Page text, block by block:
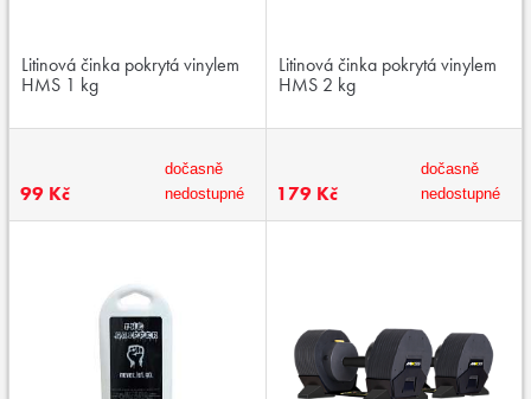
Litinová činka pokrytá vinylem
HMS 1 kg
99 Kč
dočasně
nedostupné
Litinová činka pokrytá vinylem
HMS 2 kg
179 Kč
dočasně
nedostupné